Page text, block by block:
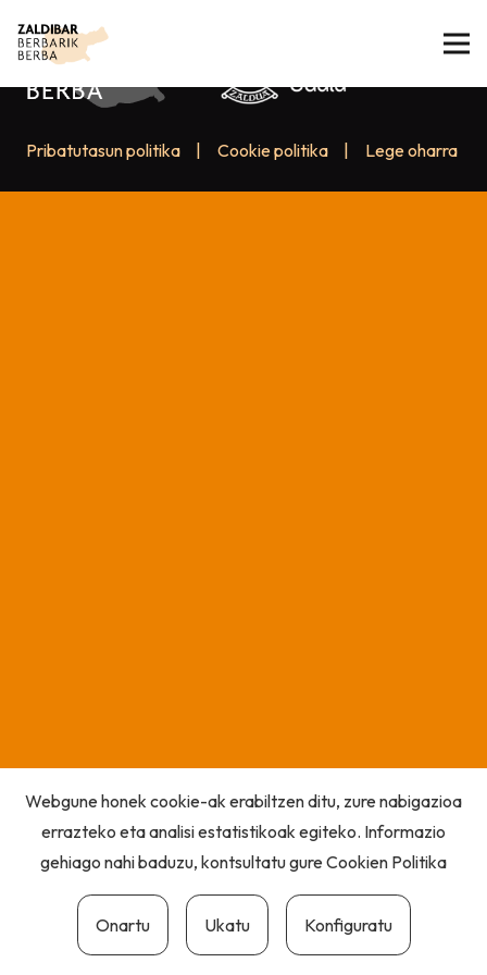
Pribatutasun politika Cookie politika Lege oharra
Webgune honek cookie-ak erabiltzen ditu, zure nabigazioa
errazteko eta analisi estatistikoak egiteko. Informazio
gehiago nahi baduzu, kontsultatu gureCookien Politika
Onartu Ukatu Konfiguratu